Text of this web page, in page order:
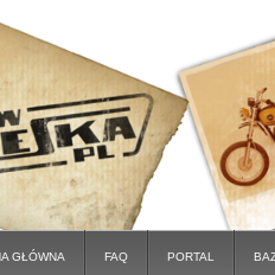
GŁÓWNA FAQ PORTAL